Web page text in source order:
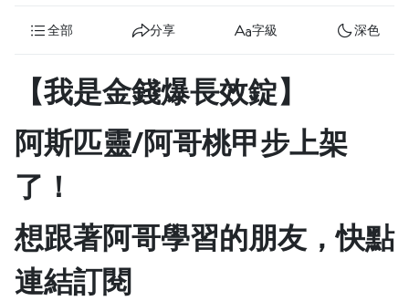
全部 分享 字級 深色
【我是金錢爆長效錠】
阿斯匹靈/阿哥桃甲步上架
了！
想跟著阿哥學習的朋友，快點
連結訂閱
0.75x